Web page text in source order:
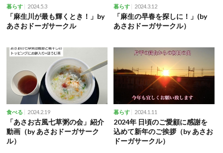
暮らす 2024.5.3
「麻生川が最も輝くとき！」by
あさおドーガサークル
暮らす 2024.3.12
「麻生の早春を探しに！」(by
あさおドーガサークル）
食べる 2024.2.19
「あさお古風七草粥の会」紹介
動画（by あさおドーガサーク
ル）
暮らす 2024.1.11
2024年 日頃のご愛顧に感謝を
込めて新年のご挨拶（by あさお
ドーガサークル）